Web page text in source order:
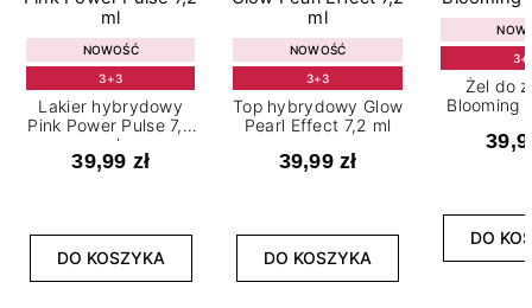
NOWOŚĆ
3+3
Lakier hybrydowy
Pink Power Pulse 7,2
ml
39,99 zł
DO KOSZYKA
NOWOŚĆ
3+3
Top hybrydowy Glow
Pearl Effect 7,2 ml
39,99 zł
DO KOSZYKA
Żel do
Blooming
DO